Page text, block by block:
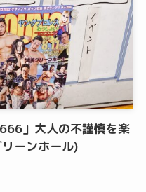
」大人の不謹慎を楽
ーンホール)